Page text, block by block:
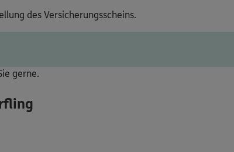
des Versicherungsscheins.
gerne.